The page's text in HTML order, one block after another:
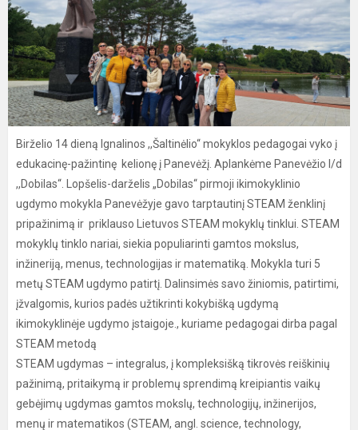
Birželio 14 dieną Ignalinos ,,Šaltinėlio“ mokyklos pedagogai vyko į
edukacinę-pažintinę kelionę į Panevėžį. Aplankėme Panevėžio l/d
,,Dobilas“. Lopšelis-darželis „Dobilas“ pirmoji ikimokyklinio
ugdymo mokykla Panevėžyje gavo tarptautinį STEAM ženklinį
pripažinimą ir priklauso Lietuvos STEAM mokyklų tinklui. STEAM
mokyklų tinklo nariai, siekia populiarinti gamtos mokslus,
inžineriją, menus, technologijas ir matematiką. Mokykla turi 5
metų STEAM ugdymo patirtį. Dalinsimės savo žiniomis, patirtimi,
įžvalgomis, kurios padės užtikrinti kokybišką ugdymą
ikimokyklinėje ugdymo įstaigoje., kuriame pedagogai dirba pagal
STEAM metodą
STEAM ugdymas – integralus, į kompleksišką tikrovės reiškinių
pažinimą, pritaikymą ir problemų sprendimą kreipiantis vaikų
gebėjimų ugdymas gamtos mokslų, technologijų, inžinerijos,
menų ir matematikos (STEAM, angl. science, technology,